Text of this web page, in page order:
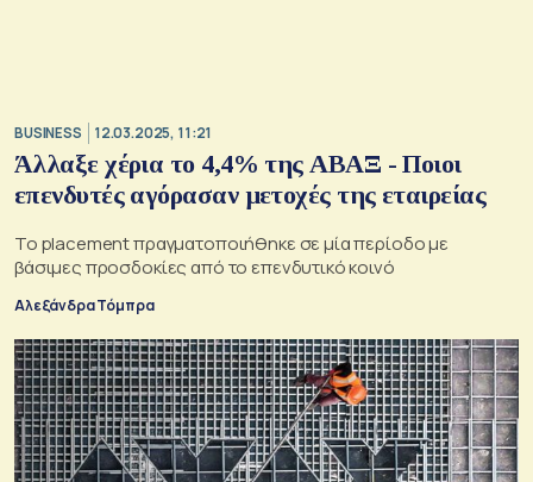
BUSINESS 12.03.2025, 11:21
Άλλαξε χέρια το 4,4% της ΑΒΑΞ - Ποιοι
επενδυτές αγόρασαν μετοχές της εταιρείας
Το placement πραγματοποιήθηκε σε μία περίοδο με
βάσιμες προσδοκίες από το επενδυτικό κοινό
Αλεξάνδρα Τόμπρα